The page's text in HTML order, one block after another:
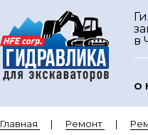
в
О
Главная Ремонт